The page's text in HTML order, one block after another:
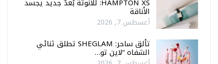
HAMPTON XS: للأنوثة بُعدٌ جديد يجسد
الأناقة
أغسطس 7, 2026
تألق ساحر: SHEGLAM تطلق ثنائي
الشفاه “لاين تو…